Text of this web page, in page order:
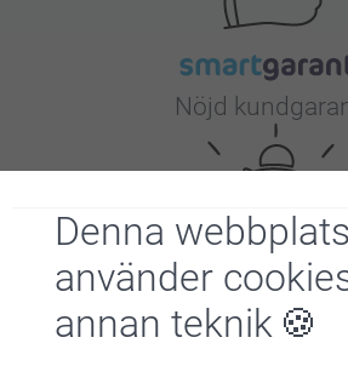
Denna webbplats
använder
annan teknik
Nöjd
Bonus på alla dina